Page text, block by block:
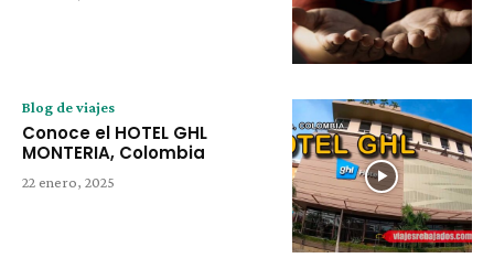
Blog de viajes
Conoce el HOTEL GHL
MONTERIA, Colombia
22 enero, 2025